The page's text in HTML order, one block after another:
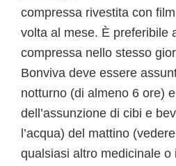
compressa rivestita con
volta al mese. È preferibile
compressa nello stesso
Bonviva deve essere
notturno (di almeno 6 ore)
dell’assunzione di cibi e
l’acqua) del mattino
qualsiasi altro medicinale o